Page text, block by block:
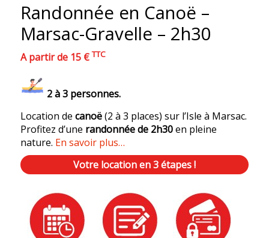
Randonnée en Canoë –
Marsac-Gravelle – 2h30
A partir de 15 € TTC
2 à 3 personnes.
Location de canoë(2 à 3 places) sur l’Isle à Marsac.
Profitez d’une randonnée de 2h30en pleine
nature. En savoir plus…
Votre location en 3 étapes !